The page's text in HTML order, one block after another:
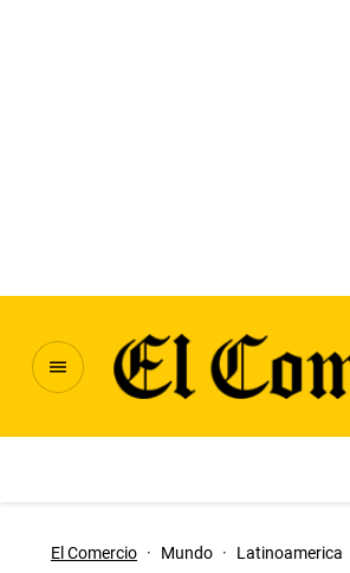
El Comercio · Mundo · Latinoamerica